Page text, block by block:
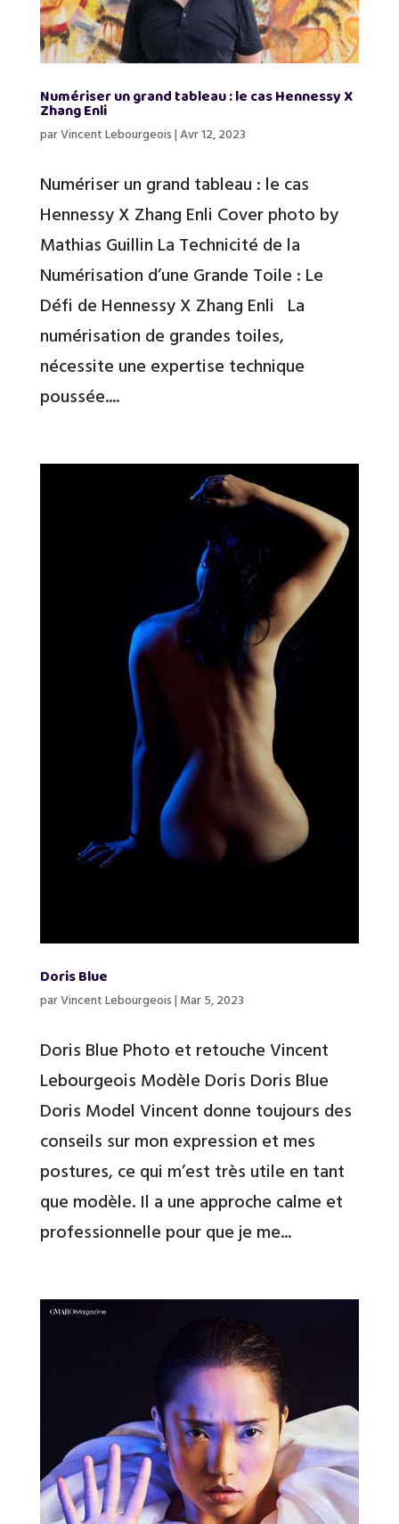
Numériser un grand tableau : le cas Hennessy X
Zhang Enli
parVincent Lebourgeois|Avr 12, 2023
Numériser un grand tableau : le cas
Hennessy X Zhang Enli Cover photo by
Mathias Guillin La Technicité de la
Numérisation d’une Grande Toile : Le
Défi de Hennessy X Zhang Enli La
numérisation de grandes toiles,
nécessite une expertise technique
poussée....
Doris Blue
parVincent Lebourgeois| Mar 5, 2023
Doris Blue Photo et retouche Vincent
Lebourgeois Modèle Doris Doris Blue
Doris Model Vincent donne toujours des
conseils sur mon expression et mes
postures, ce qui m’est très utile en tant
que modèle. Il a une approche calme et
professionnelle pour que je me...